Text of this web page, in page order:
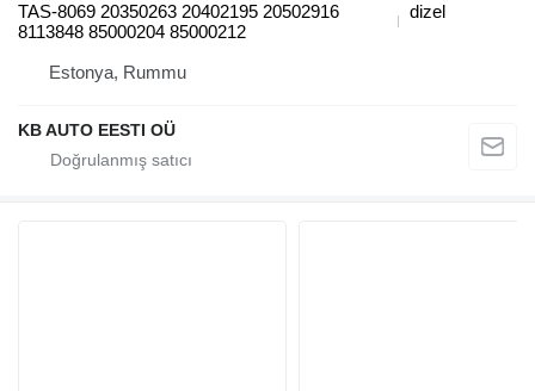
TAS-8069 20350263 20402195 20502916
8113848 85000204 85000212
dizel
Estonya, Rummu
KB AUTO EESTI OÜ